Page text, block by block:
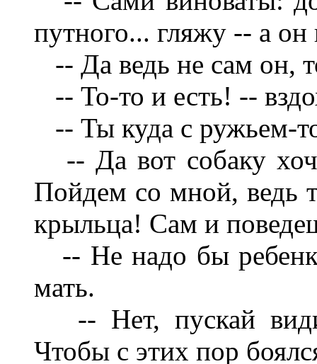
путного... гляжу -- а
-- Да ведь не сам он,
-- То-то и есть! --
-- Ты куда с ружьем-
-- Да вот собаку
Пойдем со мной, ведь
крыльца! Сам и
-- Не надо бы
мать.
-- Нет, пускай
Чтобы с этих пор